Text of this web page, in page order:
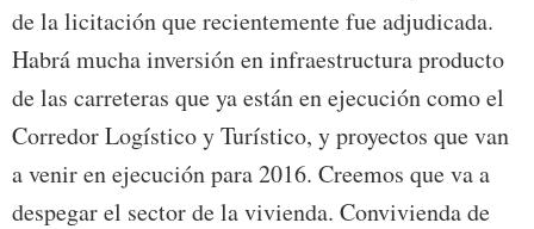
de la licitación que recientemente fue adjudicada.
Habrá mucha inversión en infraestructura producto
de las carreteras que ya están en ejecución como el
Corredor Logístico y Turístico, y proyectos que van
a venir en ejecución para 2016. Creemos que va a
despegar el sector de la vivienda. Convivienda de